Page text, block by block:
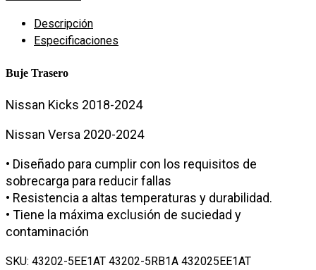
Kicks
2018-
quantity
Descripción
Especificaciones
Buje Trasero
Nissan Kicks 2018-2024
Nissan Versa 2020-2024
• Diseñado para cumplir con los requisitos de
sobrecarga para reducir fallas
• Resistencia a altas temperaturas y durabilidad.
• Tiene la máxima exclusión de suciedad y
contaminación
SKU: 43202-5EE1AT 43202-5RB1A 432025EE1AT